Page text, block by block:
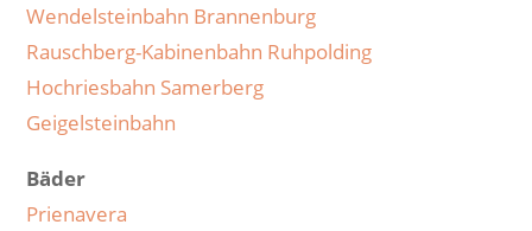
Wendelsteinbahn Brannenburg
Rauschberg-Kabinenbahn Ruhpolding
Hochriesbahn Samerberg
Geigelsteinbahn
Bäder
Prienavera